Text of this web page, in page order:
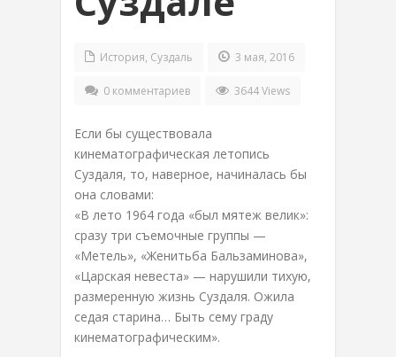
История, Суздаль 3 мая, 2016
0 комментариев 3644 Views
Если бы существовала
кинематографическая летопись
Суздаля, то, наверное, начиналась бы
она словами:
«В лето 1964 года «был мятеж велик»:
сразу три съемочные группы —
«Метель», «Женитьба Бальзаминова»,
«Царская невеста» — нарушили тихую,
размеренную жизнь Суздаля. Ожила
седая старина… Быть сему граду
кинематографическим».